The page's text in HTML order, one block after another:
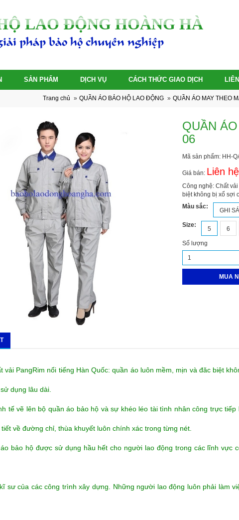
LAO ĐỘNG HOÀNG HÀ
pháp bảo hộ chuyên nghiệp
SẢN PHẨM DỊCH VỤ CÁCH THỨC GIAO DỊCH
Trang chủ » QUẦN ÁO BẢO HỘ LAO ĐỘNG » QUẦN ÁO MAY THEO
QUẦN
06
Mã sản phẩm: HH-
Giá bán: Liên hệ
Công nghệ: Chất
biệt không bị xổ sợi
Màu sắc:
GHI
Size:
5 6
Số lượng
MUA
vải PangRim nổi tiếng Hàn Quốc: quần áo luôn mềm, mịn và đăc biệt
dụng lâu dài.
tế vẽ lên bộ quần áo bảo hộ và sự khéo léo tài tình nhân công trực tiếp
về đường chỉ, thùa khuyết luôn chính xác trong từng nét.
bảo hộ được sử dụng hầu hết cho người lao động trong các lĩnh vực
sư của các công trình xây dựng. Những người lao động luôn phải làm